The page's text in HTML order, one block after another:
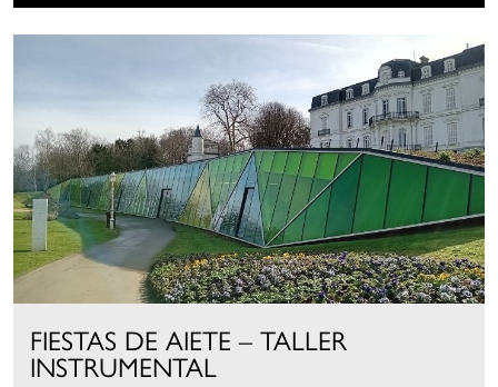
FIESTAS DE AIETE – TALLER
INSTRUMENTAL